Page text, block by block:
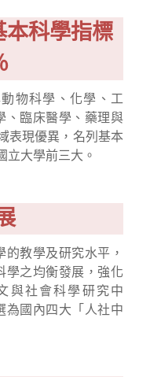
科學指標
物科學、化學、工
、臨床醫學、藥理與
表現優異，名列基本
立大學前三大。
教學及研究水平，
學之均衡發展，強化
與社會科學研究中
為國內四大「人社中